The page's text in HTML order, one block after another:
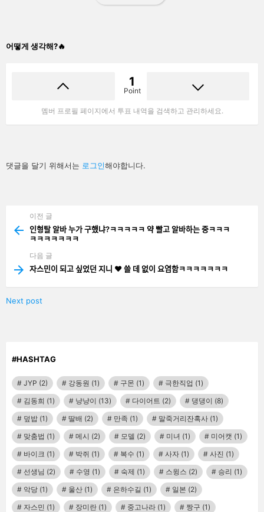
어떻게 생각해?🔥
1
Point
멤버 프로필 페이지에서 투표 내역을 검색하고 관리하세요.
답
글
댓글을 달기 위해서는 로그인해야합니다.
more
이전 글
인형탈 알바 누가 구했냐?ㅋㅋㅋㅋㅋ 약 빨고 알바하는 중ㅋㅋㅋ
ㅋㅋㅋㅋㅋㅋㅋ
다음 글
자스민이 되고 싶었던 지니 ❤️ 쓸 데 없이 요염함ㅋㅋㅋㅋㅋㅋㅋ
Next post
#HASHTAG
JYP (2) 강동원 (1) 구몬 (1) 극한직업 (1)
김동희 (1) 냥냥이 (13) 다이어트 (2) 댕댕이 (8)
덮밥 (1) 딸배 (2) 만족 (1) 말죽거리잔혹사 (1)
맞춤법 (1) 메시 (2) 모델 (2) 미녀 (1) 미어캣 (1)
바이크 (1) 박쥐 (1) 복수 (1) 사자 (1) 사진 (1)
선생님 (2) 수영 (1) 숙제 (1) 스윙스 (2) 승리 (1)
악당 (1) 울산 (1) 은하수길 (1) 일본 (2)
자스민 (1) 장미란 (1) 중고나라 (1) 짱구 (1)